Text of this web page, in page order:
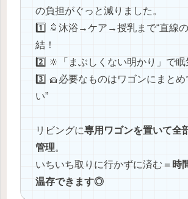
の負担がぐっと減りました。
1️⃣ 🚿沐浴→ケア→授乳まで“直線
結！
2️⃣ 🔆「まぶしくない明かり」で
3️⃣ 🧺必要なものはワゴンにまとめ
い”
リビングに専用ワゴンを置いて全
管理。
いちいち取りに行かずに済む＝ 時
温存できます◎